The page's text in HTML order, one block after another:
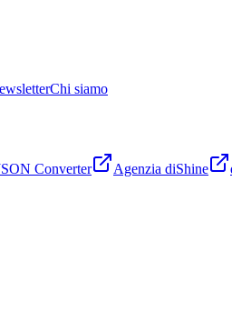
Chi siamo
Converter Agenzia diShine